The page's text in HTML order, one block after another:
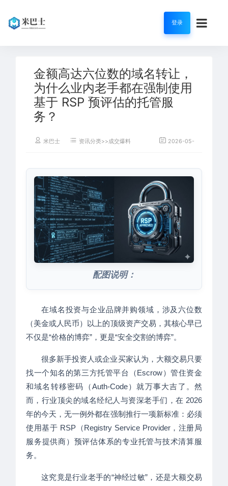
登录
金额高达六位数的域名转让，
为什么业内老手都在强制使用
基于 RSP 预评估的托管服
务？
米巴士 资讯分类>>成交爆料 2026-05-23
配图说明：
在域名投资与企业品牌并购领域，涉及六位数
（美金或人民币）以上的顶级资产交易，其核心早已
不仅是“价格的博弈”，更是“安全交割的博弈”。
很多新手投资人或企业买家认为，大额交易只要
找一个知名的第三方托管平台（Escrow）管住资金
和域名转移密码（Auth-Code）就万事大吉了。然
而，行业顶尖的域名经纪人与资深老手们，在 2026
年的今天，无一例外都在强制推行一项新标准：必须
使用基于 RSP（Registry Service Provider，注册局
服务提供商）预评估体系的专业托管与技术清算服
务。
这究竟是行业老手的“神经过敏”，还是大额交易